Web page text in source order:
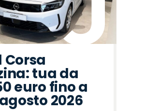
Corsa
tua da
euro fino a
2026